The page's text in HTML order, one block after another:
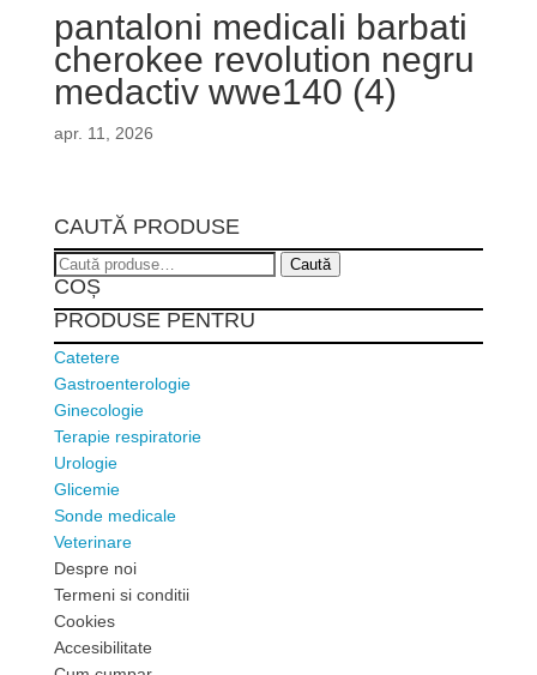
pantaloni medicali barbati
cherokee revolution negru
medactiv wwe140 (4)
apr. 11, 2026
CAUTĂ PRODUSE
Caută
după:
Caută
COȘ
PRODUSE PENTRU
Catetere
Gastroenterologie
Ginecologie
Terapie respiratorie
Urologie
Glicemie
Sonde medicale
Veterinare
Despre noi
Termeni si conditii
Cookies
Accesibilitate